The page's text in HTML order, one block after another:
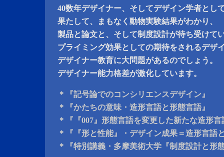
40数年デザイナー、そしてデザイン学者とし
果たして、まもなく動物実験結果がわかり、
製品と論文と、そして制度設計が待ち受けて
プライミング効果としての期待をされるデザ
デザイナー教育に大問題があるのでしょう。
デザイナー能力格差が激化しています。
＊『記号論でのコンシリエンスデザイン』
＊『かたちの意味・造形言語と形態言語』
＊『『007』形態言語を変更した新たな造形
＊『『形と性能』・デザイン成果＝造形言語
＊『特別講義・多摩美術大学『制度設計と形